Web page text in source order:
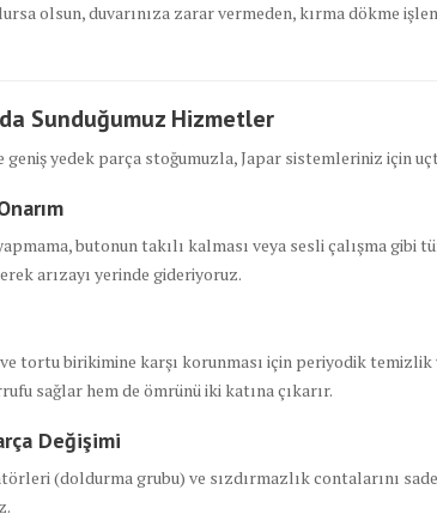
olsun, duvarınıza zarar vermeden, kırma dökme
Sunduğumuz Hizmetler
geniş yedek parça stoğumuzla, Japar sistemleriniz için
butonun takılı kalması veya sesli çalışma gibi
arızayı yerinde gideriyoruz.
tortu birikimine karşı korunması için periyodik temizlik
sağlar hem de ömrünü iki katına çıkarır.
Değişimi
(doldurma grubu) ve sızdırmazlık contalarını